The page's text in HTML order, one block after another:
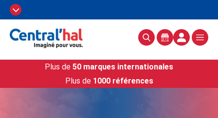
Plus de 50 marques internationales
Plus de 1000 références